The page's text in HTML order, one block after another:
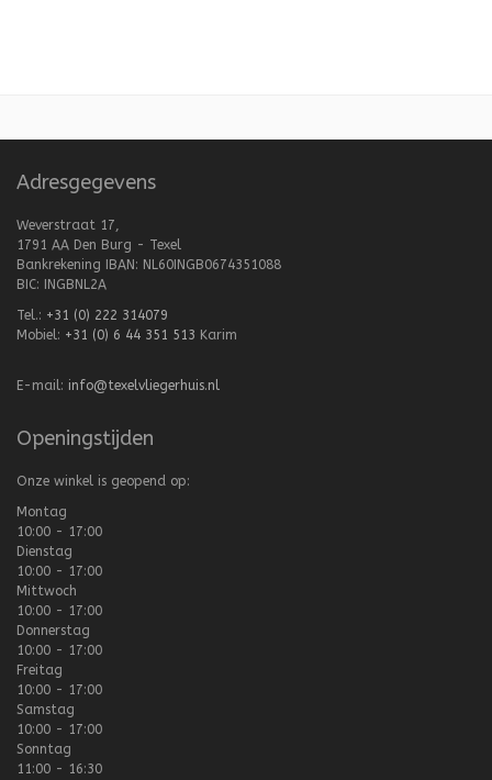
Adresgegevens
Weverstraat 17,
1791 AA Den Burg - Texel
Bankrekening IBAN: NL60INGB0674351088
BIC: INGBNL2A
Tel.: +31 (0) 222 314079
Mobiel: +31 (0) 6 44 351 513 Karim
E-mail: info@texelvliegerhuis.nl
Openingstijden
Onze winkel is geopend op:
Montag
10:00 - 17:00
Dienstag
10:00 - 17:00
Mittwoch
10:00 - 17:00
Donnerstag
10:00 - 17:00
Freitag
10:00 - 17:00
Samstag
10:00 - 17:00
Sonntag
11:00 - 16:30